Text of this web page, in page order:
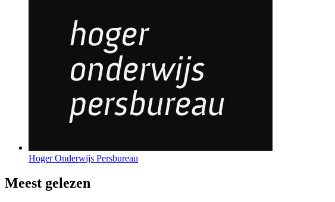
Hoger Onderwijs Persbureau
Meest gelezen